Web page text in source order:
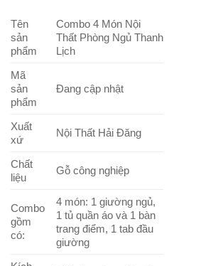
Tên
sản
phẩm
Combo 4 Món Nội
Thất Phòng Ngủ Thanh
Lịch
Mã
sản
phẩm
Đang cập nhật
Xuất
xứ
Nội Thất Hải Đăng
Chất
liệu
Gỗ công nghiệp
Combo
gồm
có:
4 món: 1 giường ngủ,
1 tủ quần áo và 1 bàn
trang điểm, 1 tab đầu
giường